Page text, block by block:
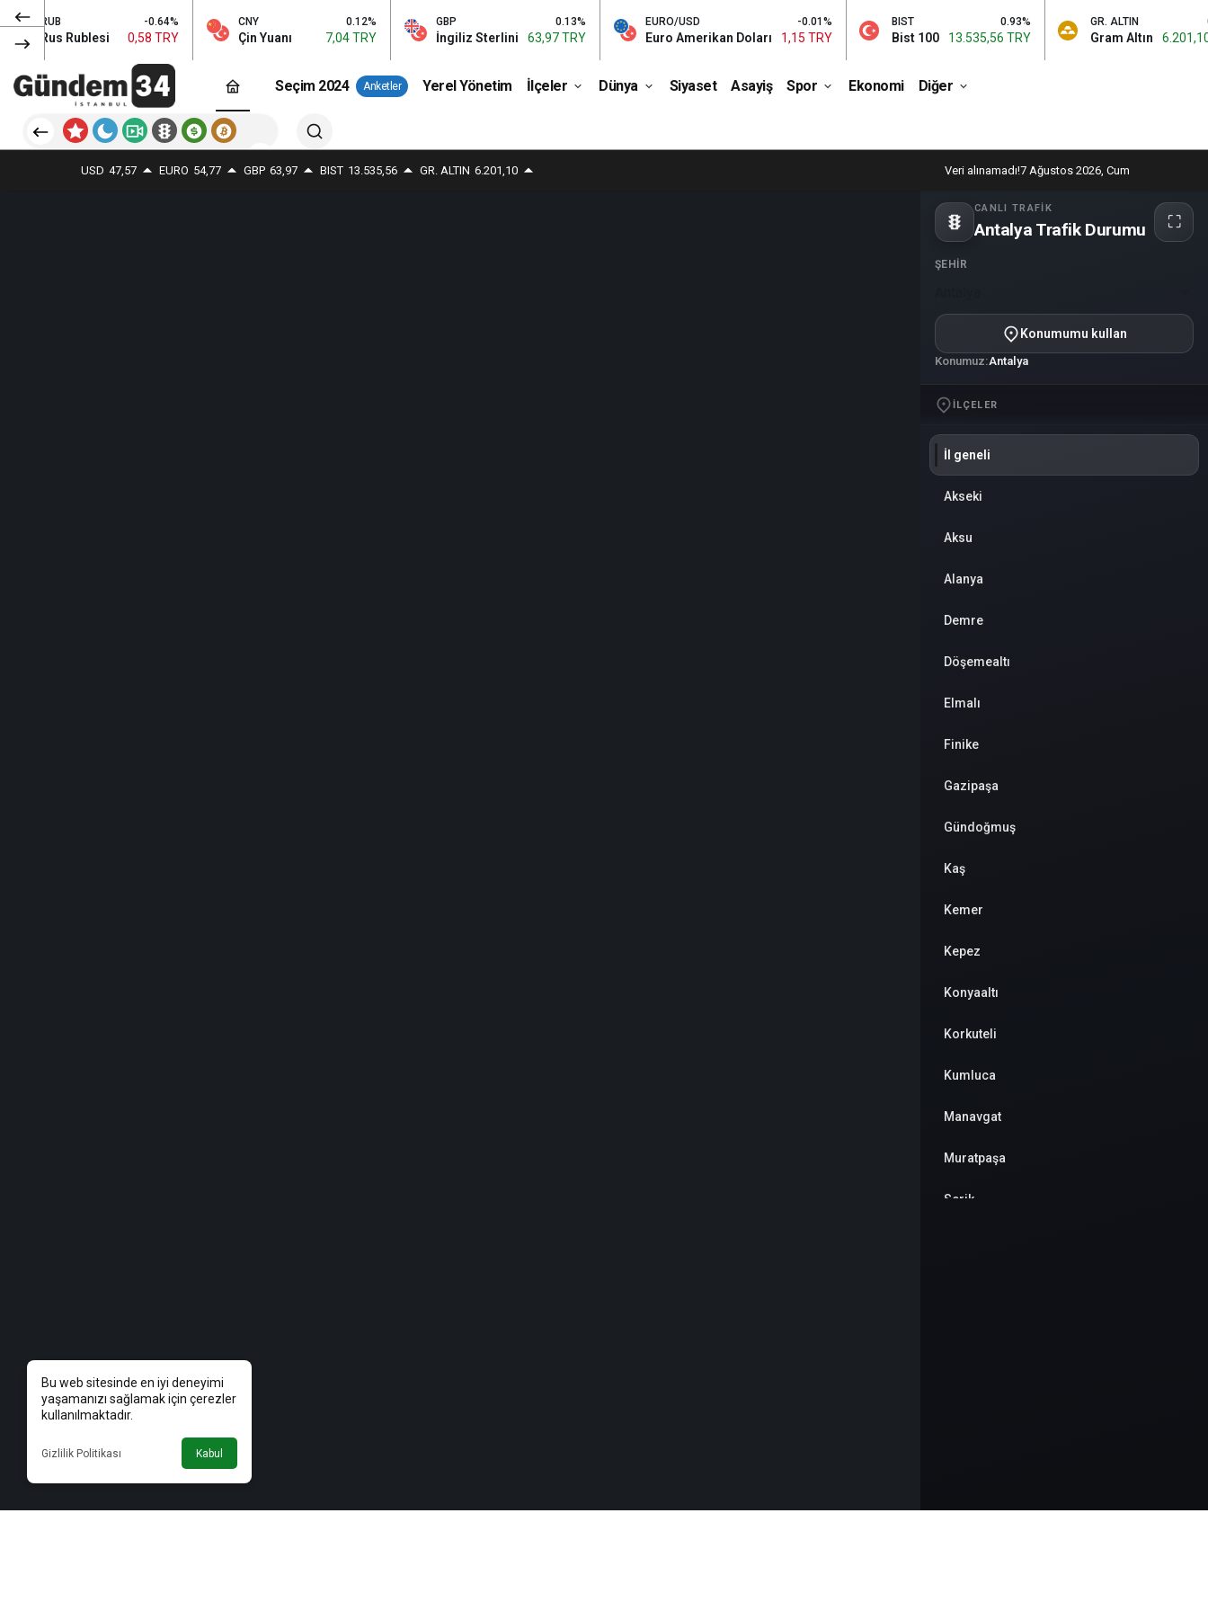
RUB -0.64%
Rus Rublesi 0,58 TRY
CNY 0.12%
Çin Yuanı 7,04 TRY
GBP 0.13%
İngiliz Sterlini 63,97 TRY
EURO/USD -0.01%
Euro Amerikan Doları 1,15 TRY
BIST 0.93%
Bist 100 13.535,56 TRY
GR. ALTIN
Gram Altın 6.201,10
Seçim 2024 Anketler Yerel Yönetim İlçeler Dünya Siyaset Asayiş Spor Ekonomi Diğer
USD 47,57 EURO 54,77 GBP 63,97 BIST 13.535,56 GR. ALTIN 6.201,10 Veri alınamadı!7 Ağustos 2026, Cum
CANLI TRAFIK
Antalya Trafik Durumu ⛶
Tam
ekran
ŞEHIR
Konumumu kullan
Konumuz:Antalya
İLÇELER
İl geneli
Akseki
Aksu
Alanya
Demre
Döşemealtı
Elmalı
Finike
Gazipaşa
Gündoğmuş
Kaş
Kemer
Kepez
Konyaaltı
Korkuteli
Kumluca
Manavgat
Muratpaşa
Serik
Bu web sitesinde en iyi deneyimi
yaşamanızı sağlamak için çerezler
kullanılmaktadır.
Gizlilik Politikası Kabul